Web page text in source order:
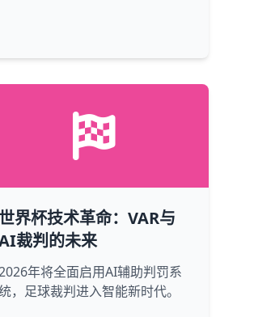
世界杯技术革命：VAR与
裁判的未来
年将全面启用AI辅助判罚系
，足球裁判进入智能新时代。